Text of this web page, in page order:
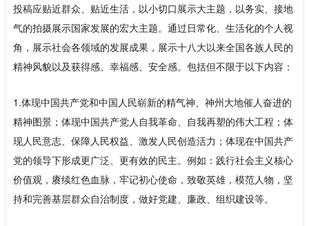
投稿应贴近群众、贴近生活，以小切口展示大主题，以务实、接地
气的拍摄展示国家发展的宏大主题。通过日常化、生活化的个人视
角，展示社会各领域的发展成果，展示十八大以来全国各族人民的
精神风貌以及获得感、幸福感、安全感。包括但不限于以下内容：
1.体现中国共产党和中国人民崭新的精气神、神州大地催人奋进的
精神图景；体现中国共产党人自我革命、自我再塑的伟大工程；体
现人民意志、保障人民权益、激发人民创造活力；体现在中国共产
党的领导下形成更广泛、更有效的民主。例如：践行社会主义核心
价值观，赓续红色血脉，牢记初心使命，致敬英雄，模范人物，坚
持和完善基层群众自治制度，做好党建、廉政、组织建设等。